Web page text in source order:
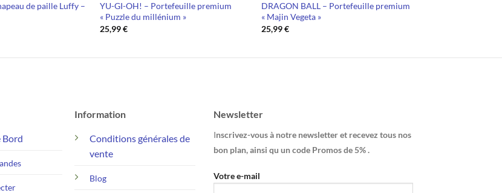
de paille Luffy –
YU-GI-OH! – Portefeuille premium
« Puzzle du millénium »
25,99€
DRAGON BALL – Portefeuille premium
« Majin Vegeta »
25,99€
Bord
Information
Conditions générales de
vente
Blog
Newsletter
Inscrivez-vous à notre newsletter et recevez tous nos
bon plan, ainsi qu un code Promos de 5% .
Votre e-mail